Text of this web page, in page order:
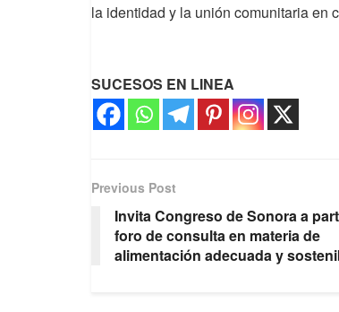
la identidad y la unión comunitaria en
SUCESOS EN LINEA
Previous Post
Invita Congreso de Sonora a
foro de consulta en materia de
alimentación adecuada y